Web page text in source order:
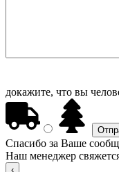
докажите, что вы
Спасибо за Ваше
Наш менеджер